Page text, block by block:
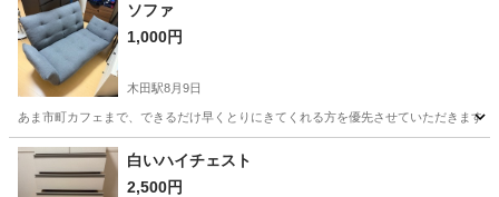
ソファ
1,000円
木田駅8月9日
あま市町カフェまで、できるだけ早くとりにきてくれる方を優先させていただきます
愛知 あま市
白いハイチェスト
2,500円